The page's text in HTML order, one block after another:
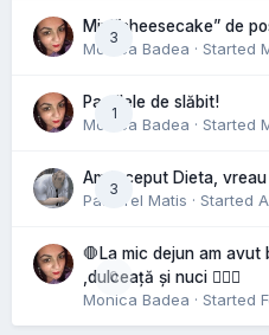
3
Mini”cheesecake” de
Monica Badea · Started
1
Pastilele de slăbit!
Monica Badea · Started
3
Am inceput Dieta,
Pastorel Matis · Started
0
🛑La mic dejun am
,dulceață și nuci 🤷🏻‍♀️
Monica Badea · Started